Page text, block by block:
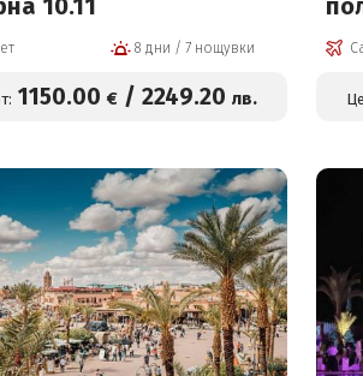
10.11
8 дни / 7 нощувки
1150.00 €/ 2249.20 лв.